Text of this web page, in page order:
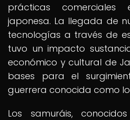
prácticas
japonesa. La llegada de
tecnologías a través de
tuvo un impacto
económico y cultural de
bases para el
guerrera conocida como
Los samuráis,